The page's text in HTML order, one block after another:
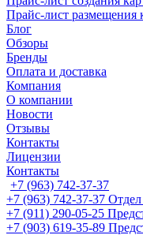
Прайс-лист размещения
Блог
Обзоры
Бренды
Оплата и доставка
Компания
О компании
Новости
Отзывы
Контакты
Лицензии
Контакты
+7 (963) 742-37-37
+7 (963) 742-37-37
+7 (911) 290-05-25
+7 (903) 619-35-89